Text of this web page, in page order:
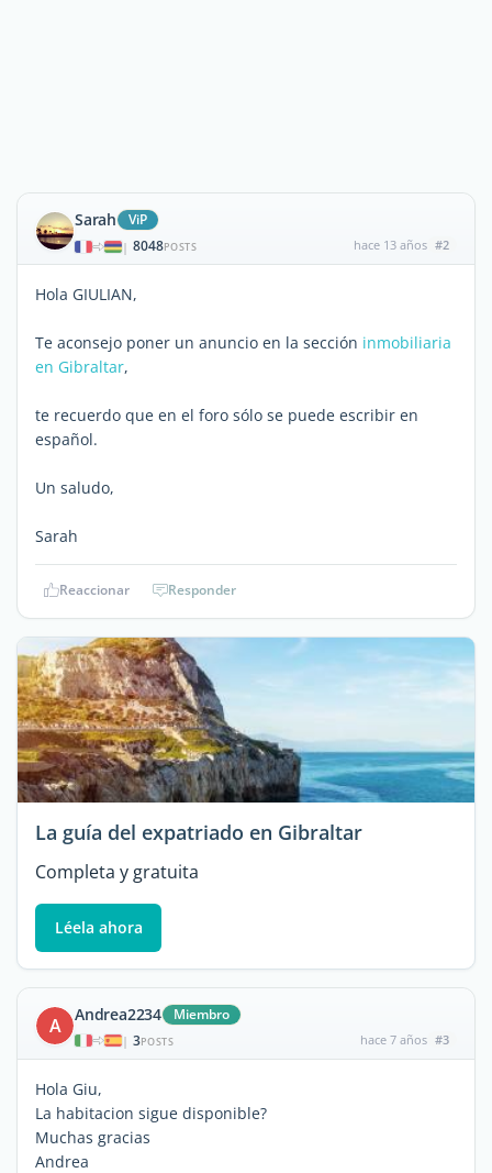
Sarah ViP
| 8048POSTS hace 13 años #2
Hola GIULIAN,
Te aconsejo poner un anuncio en la sección inmobiliaria
en Gibraltar,
te recuerdo que en el foro sólo se puede escribir en
español.
Un saludo,
Sarah
Reaccionar Responder
La guía del expatriado en Gibraltar
Completa y gratuita
Léela ahora
A Andrea2234 Miembro
| 3POSTS hace 7 años #3
Hola Giu,
La habitacion sigue disponible?
Muchas gracias
Andrea